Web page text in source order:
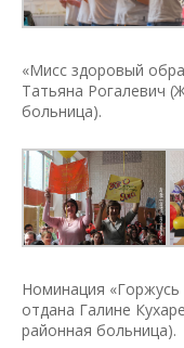
«Мисс здоровый
Татьяна Рогалевич
больница).
Номинация «Горжусь
отдана Галине
районная больница).